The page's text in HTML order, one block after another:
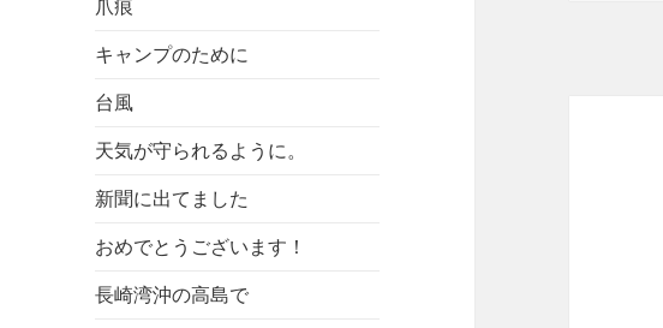
爪痕
キャンプのために
台風
天気が守られるように。
新聞に出てました
おめでとうございます！
長崎湾沖の高島で